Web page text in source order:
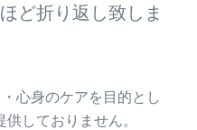
ど折り返し致しま
心身のケアを目的とし
しておりません。